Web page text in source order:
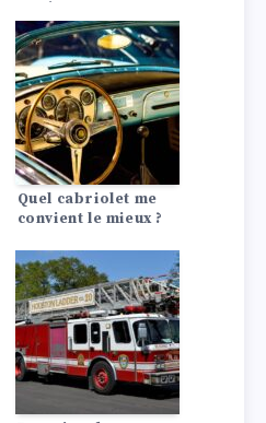
changement de roue
Quel cabriolet me
convient le mieux ?